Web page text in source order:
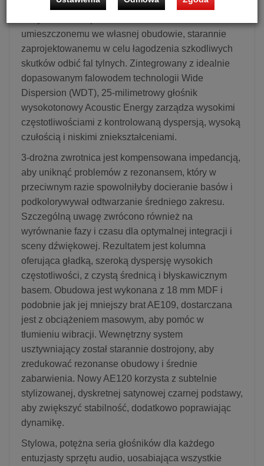
wypełniania pomieszczenia dźwiękiem dzięki
umieszczonemu we własnej obudowie, starannie
zaprojektowanemu w celu łagodzenia szkodliwych
skutków odbić fal tylnych. Zintegrowany z idealnie
dopasowanym falowodem technologii Wide
Dispersion (WDT), 25-milimetrowy głośnik
wysokotonowy Acoustic Energy zarządza wysokimi
częstotliwościami z kontrolowaną dyspersją, wysoką
czułością i niskimi zniekształceniami.
3-drożna zwrotnica jest kompensowana impedancją,
aby uniknąć problemów z rezonansem, który w
przeciwnym razie spowolniłyby docieranie basów i
podkolorywywał odtwarzanie średniego zakresu.
Szczególną uwagę zwrócono również na
wyrównanie fazy i czasu dla optymalnej integracji i
sceny dźwiękowej. Rezultatem jest kolumna
oferująca gładką, szeroką dyspersję wysokich
częstotliwości, z czystą średnicą i błyskawicznym
basem. Obudowa jest wykonana z 18 mm MDF i
podobnie jak jej mniejszy brat AE109, dostarczana
jest z obciążeniem masowym, aby pomóc w
tłumieniu wibracji. Wewnętrzny system
usztywniający został starannie dostrojony, aby
zredukować rezonanse obudowy i średnie
zabarwienia. Nowy AE120 korzysta z subtelnie
stylizowanej, dyskretnej satynowej czarnej podstawy,
aby zwiększyć stabilność, dodatkowo poprawiając
dynamikę.
Stylowa, potężna seria głośników dla każdego
entuzjasty sprzętu audio, uosabiająca wszystkie